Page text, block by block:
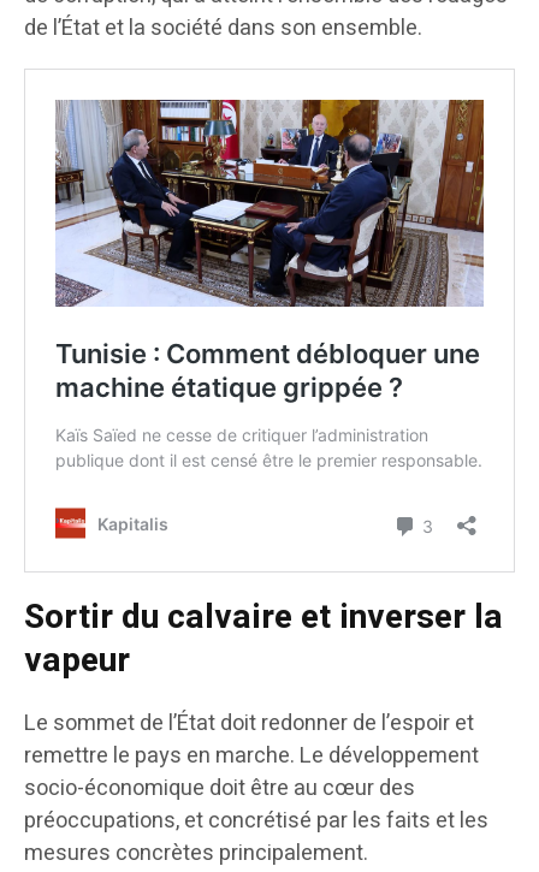
de l’État et la société dans son ensemble.
Sortir du calvaire et inverser la
vapeur
Le sommet de l’État doit redonner de l’espoir et
remettre le pays en marche. Le développement
socio-économique doit être au cœur des
préoccupations, et concrétisé par les faits et les
mesures concrètes principalement.